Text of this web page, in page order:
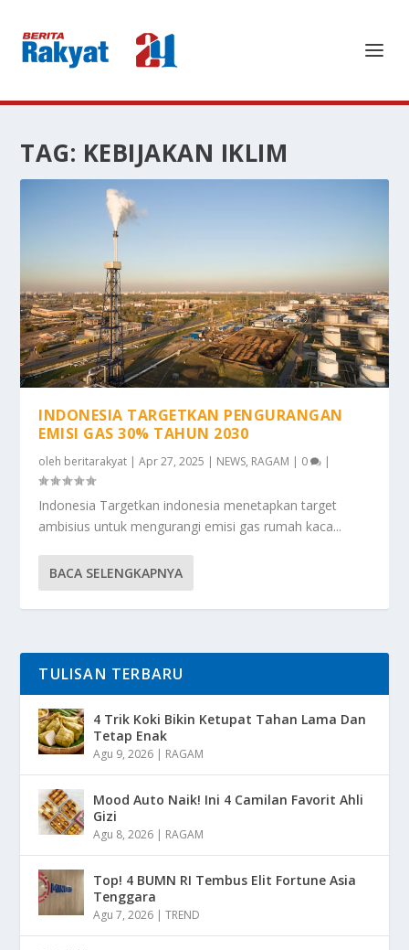
TAG: KEBIJAKAN IKLIM
INDONESIA TARGETKAN PENGURANGAN
EMISI GAS 30% TAHUN 2030
oleh beritarakyat |Apr 27, 2025 | NEWS, RAGAM | 0 |
Indonesia Targetkan indonesia menetapkan target
ambisius untuk mengurangi emisi gas rumah kaca...
BACA SELENGKAPNYA
TULISAN TERBARU
4 Trik Koki Bikin Ketupat Tahan Lama Dan
Tetap Enak
Agu 9, 2026 | RAGAM
Mood Auto Naik! Ini 4 Camilan Favorit Ahli
Gizi
Agu 8, 2026 | RAGAM
Top! 4 BUMN RI Tembus Elit Fortune Asia
Tenggara
Agu 7, 2026 |TREND